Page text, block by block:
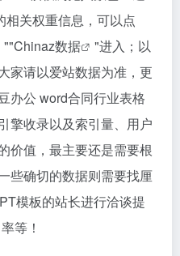
关权重信息，可以点
""Chinaz数据
"进入；以
家请以爱站数据为准，更
办公 word合同行业表格
擎收录以及索引量、用户
价值，最主要还是需要根
些确切的数据则需要找厘
模板的站长进行洽谈提
等！